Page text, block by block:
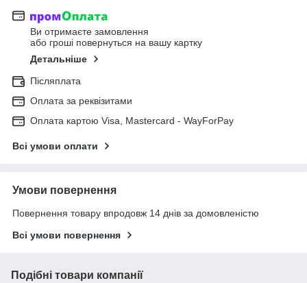
Ви отримаєте замовлення
або гроші повернуться на вашу картку
Детальніше
Післяплата
Оплата за реквізитами
Оплата картою Visa, Mastercard - WayForPay
Всі умови оплати
Умови повернення
Повернення товару впродовж 14 днів за домовленістю
Всі умови повернення
Подібні товари компанії